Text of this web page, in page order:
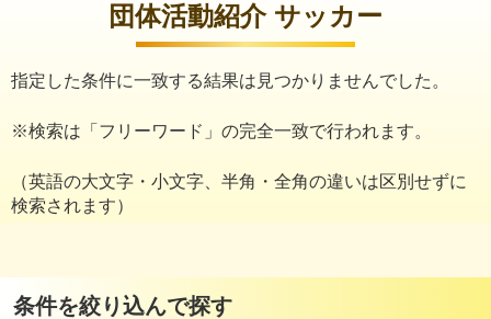
団体活動紹介 サッカー
指定した条件に一致する結果は見つかりませんでした。
※検索は「フリーワード」の完全一致で行われます。
（英語の大文字・小文字、半角・全角の違いは区別せずに
検索されます）
条件を絞り込んで探す